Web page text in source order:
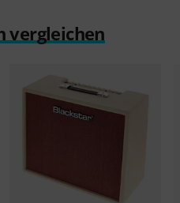
vergleichen